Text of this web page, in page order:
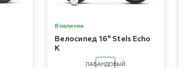
В наличии
Велосипед 16" Stels Echo
K
ЛАВАНДОВЫЙ